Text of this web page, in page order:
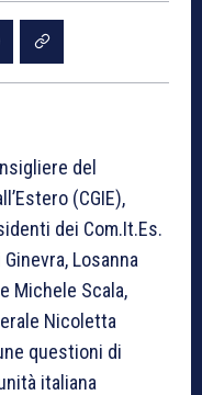
del
(CGIE),
dei Com.It.Es.
Losanna
Michele Scala,
Nicoletta
questioni di
italiana